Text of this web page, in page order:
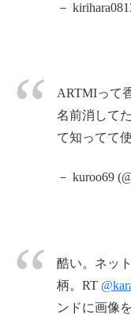
－
ARTMIって
名前消して
て知ってて
－ kuroo69
酷い。ネッ
柄。RT
ンドに画像